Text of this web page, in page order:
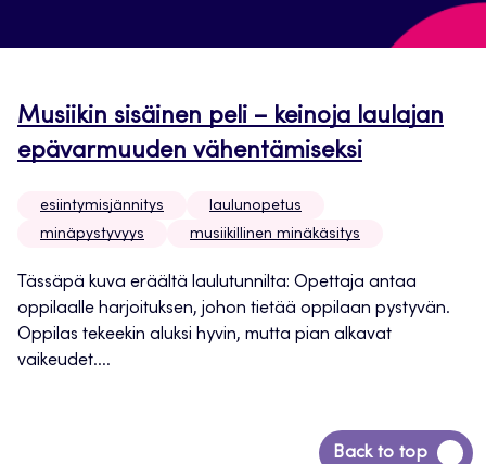
Musiikin sisäinen peli – keinoja laulajan
epävarmuuden vähentämiseksi
esiintymisjännitys
laulunopetus
minäpystyvyys
musiikillinen minäkäsitys
Tässäpä kuva eräältä laulutunnilta: Opettaja antaa
oppilaalle harjoituksen, johon tietää oppilaan pystyvän.
Oppilas tekeekin aluksi hyvin, mutta pian alkavat
vaikeudet....
Back to top
Siirry